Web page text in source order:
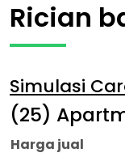
Rician
Simulasi
(25)
Harga jual